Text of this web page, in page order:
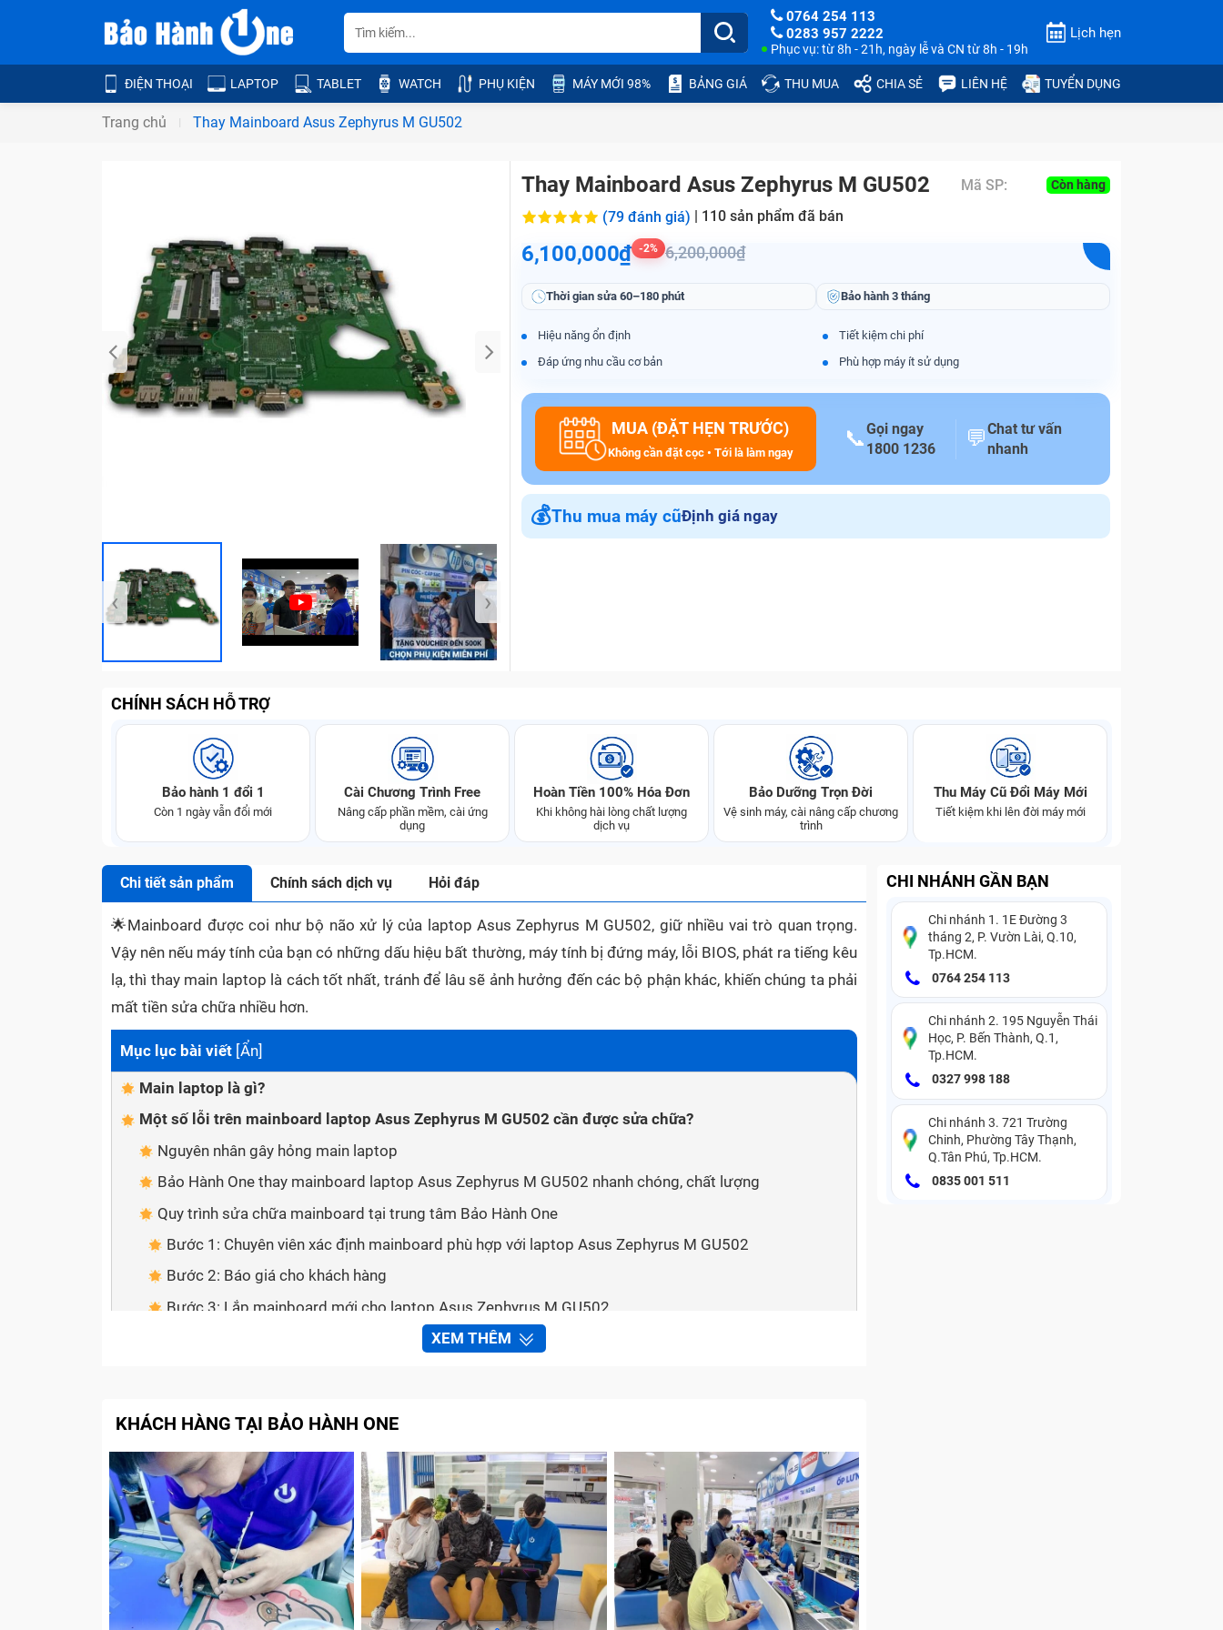
0764 254 113
0283 957 2222
Phục vụ: từ 8h - 21h, ngày lễ và CN từ 8h - 19h
Lịch hẹn
ĐIỆN THOẠI LAPTOP TABLET WATCH PHỤ KIỆN MÁY MỚI 98% BẢNG GIÁ THU MUA CHIA SẺ LIÊN HỆ TUYỂN DỤNG
Trang chủ Thay Mainboard Asus Zephyrus M GU502
Bảo Hành One
‹ ›
Thay Mainboard Asus Zephyrus M GU502 Mã SP: Còn hàng
(79 đánh giá) | 110 sản phẩm đã bán
6,100,000₫ -2% 6,200,000₫
Thời gian sửa 60–180 phút Bảo hành 3 tháng
Hiệu năng ổn định
Đáp ứng nhu cầu cơ bản
Tiết kiệm chi phí
Phù hợp máy ít sử dụng
MUA (ĐẶT HẸN TRƯỚC)
Không cần đặt cọc • Tới là làm ngay
📞Gọi ngay
1800 1236
💬Chat tư vấn
nhanh
💰Thu mua máy cũĐịnh giá ngay
CHÍNH SÁCH HỖ TRỢ
Bảo hành 1 đổi 1
Còn 1 ngày vẫn đổi mới
Cài Chương Trình Free
Nâng cấp phần mềm, cài ứng
dụng
Hoàn Tiền 100% Hóa Đơn
Khi không hài lòng chất lượng
dịch vụ
Bảo Dưỡng Trọn Đời
Vệ sinh máy, cài nâng cấp chương
trình
Thu Máy Cũ Đổi Máy Mới
Tiết kiệm khi lên đời máy mới
Chi tiết sản phẩm Chính sách dịch vụ Hỏi đáp
🌟Mainboard được coi như bộ não xử lý của laptop Asus Zephyrus M GU502, giữ nhiều vai trò quan trọng.
Vậy nên nếu máy tính của bạn có những dấu hiệu bất thường, máy tính bị đứng máy, lỗi BIOS, phát ra tiếng kêu
lạ, thì thay main laptop là cách tốt nhất, tránh để lâu sẽ ảnh hưởng đến các bộ phận khác, khiến chúng ta phải
mất tiền sửa chữa nhiều hơn.
Mục lục bài viết [Ẩn]
Main laptop là gì?
Một số lỗi trên mainboard laptop Asus Zephyrus M GU502 cần được sửa chữa?
Nguyên nhân gây hỏng main laptop
Bảo Hành One thay mainboard laptop Asus Zephyrus M GU502 nhanh chóng, chất lượng
Quy trình sửa chữa mainboard tại trung tâm Bảo Hành One
Bước 1: Chuyên viên xác định mainboard phù hợp với laptop Asus Zephyrus M GU502
Bước 2: Báo giá cho khách hàng
Bước 3: Lắp mainboard mới cho laptop Asus Zephyrus M GU502
Bước 4: Dán Tem bảo hành và thanh toán
Main laptop là gì?
Main laptop(hay còn gọi là mainboardhoặcbo mạch chủ) là một bảng mạch điện tử lớn, đóng vai trò trung
tâm kết nối và điều phối hoạt động của tất cả các linh kiện bên trong laptop. Mainboard laptop là thành phần
quan trọng nhất, quyết định hiệu suất và khả năng hoạt động của máy tính.
XEM THÊM
KHÁCH HÀNG TẠI BẢO HÀNH ONE
CHI NHÁNH GẦN BẠN
Chi nhánh 1. 1E Đường 3
tháng 2, P. Vườn Lài, Q.10,
Tp.HCM.
0764 254 113
Chi nhánh 2. 195 Nguyễn Thái
Học, P. Bến Thành, Q.1,
Tp.HCM.
0327 998 188
Chi nhánh 3. 721 Trường
Chinh, Phường Tây Thạnh,
Q.Tân Phú, Tp.HCM.
0835 001 511